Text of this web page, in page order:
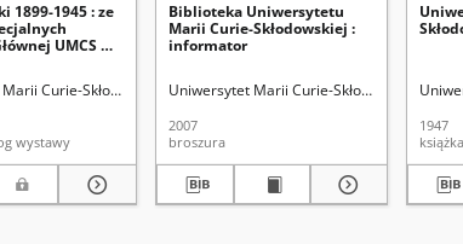
Główna Kowalski, Zdzisław Olczakowa, Jadwiga
1899-1945 : ze
UMCS w
2004
Curie-Skłodowskiej (Lublin). Biblioteka Główna Rudziński,
wystawy
Biblioteka Uniwersytetu
Marii Curie-Skłodowskiej :
informator
Uniwersytet Marii Curie-Skłodowskiej
2007
broszura
1947
książka